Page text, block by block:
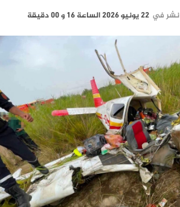
نشر في 22 يونيو 2026 الساعة 16 و 00 دقيقة